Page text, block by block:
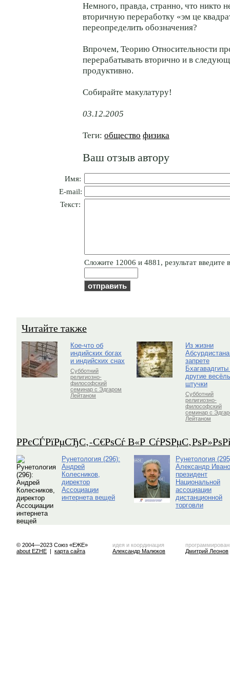
Немного, правда, странно, что никто
вторичную переработку «эм це
переопределить обозначения?
Впрочем, Теорию Относительности
перерабатывать вторично и в
продуктивно.
Собирайте макулатуру!
03.12.2005
Теги: общество физика
Ваш отзыв автору
Имя:
E-mail:
Текст:
Cлoжитe 12006 и 4881, результат введите
Читайте также
Кое-что об
индийских богах
и индийских снах
Субботний
религиозно-
философский
семинар с Эдгаром
Лейтаном
Из жизни
запрете
Бхагавадгиты
другие
штучки
Субботний
религиозно-
философский
семинар с
Лейтаном
Р­РєСЃРїРµСЂС‚-С€РѕСѓ В«Р
Рунетология (296):
Андрей
Колесников,
директор
Ассоциации
интернета вещей
Рунетология
Александр
президент
Национальной
ассоциации
дистанционной
торговли
© 2004—2023 Союз «ЕЖЕ»
about EZHE | карта сайта
идея и координация
Александр Малюков
Дмитрий Леонов